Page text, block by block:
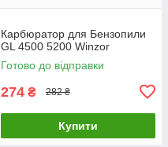
Карбюратор для Бензопили
GL 4500 5200 Winzor
Готово до відправки
274 ₴ 282 ₴
Купити